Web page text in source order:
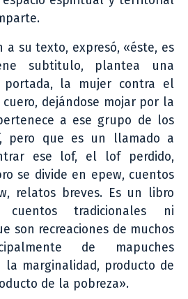
a su texto, expresó, «éste, es
subtitulo, plantea una
portada, la mujer contra el
dejándose mojar por la
a ese grupo de los
pero que es un llamado a
ese lof, el lof perdido,
se divide en epew, cuentos
relatos breves. Es un libro
tradicionales ni
son recreaciones de muchos
de mapuches
la marginalidad, producto de
de la pobreza».